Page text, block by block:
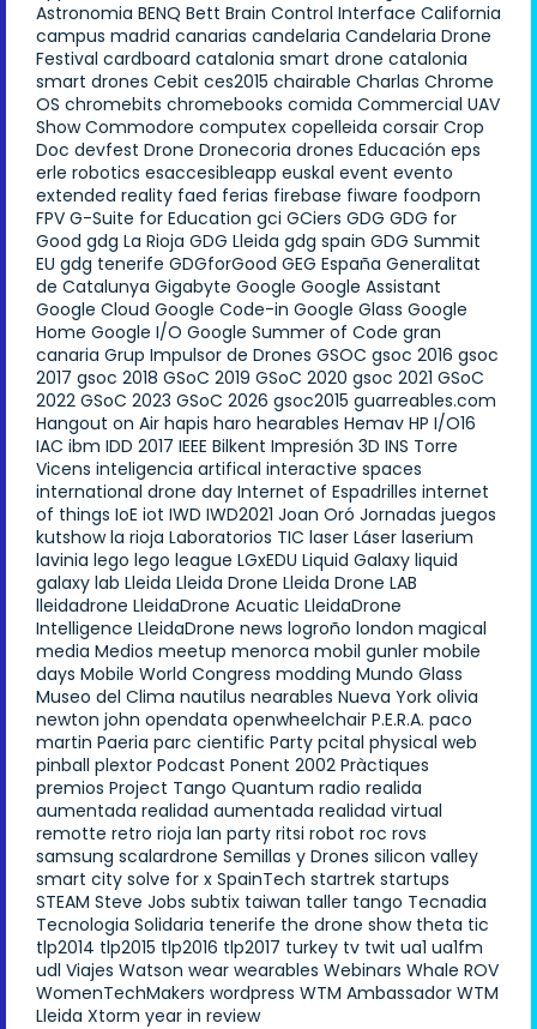
Astronomia BENQ Bett Brain Control Interface California
campus madrid canarias candelaria Candelaria Drone
Festival cardboard catalonia smart drone catalonia
smart drones Cebit ces2015 chairable Charlas Chrome
OS chromebits chromebooks comida Commercial UAV
Show Commodore computex copelleida corsair Crop
Doc devfest Drone Dronecoria drones Educación eps
erle robotics esaccesibleapp euskal event evento
extended reality faed ferias firebase fiware foodporn
FPV G-Suite for Education gci GCiers GDG GDG for
Good gdg La Rioja GDG Lleida gdg spain GDG Summit
EU gdg tenerife GDGforGood GEG España Generalitat
de Catalunya Gigabyte Google Google Assistant
Google Cloud Google Code-in Google Glass Google
Home Google I/O Google Summer of Code gran
canaria Grup Impulsor de Drones GSOC gsoc 2016 gsoc
2017 gsoc 2018 GSoC 2019 GSoC 2020 gsoc 2021 GSoC
2022 GSoC 2023 GSoC 2026 gsoc2015 guarreables.com
Hangout on Air hapis haro hearables Hemav HP I/O16
IAC ibm IDD 2017 IEEE Bilkent Impresión 3D INS Torre
Vicens inteligencia artifical interactive spaces
international drone day Internet of Espadrilles internet
of things IoE iot IWD IWD2021 Joan Oró Jornadas juegos
kutshow la rioja Laboratorios TIC laser Láser laserium
lavinia lego lego league LGxEDU Liquid Galaxy liquid
galaxy lab Lleida Lleida Drone Lleida Drone LAB
lleidadrone LleidaDrone Acuatic LleidaDrone
Intelligence LleidaDrone news logroño london magical
media Medios meetup menorca mobil gunler mobile
days Mobile World Congress modding Mundo Glass
Museo del Clima nautilus nearables Nueva York olivia
newton john opendata openwheelchair P.E.R.A. paco
martin Paeria parc cientific Party pcital physical web
pinball plextor Podcast Ponent 2002 Pràctiques
premios Project Tango Quantum radio realida
aumentada realidad aumentada realidad virtual
remotte retro rioja lan party ritsi robot roc rovs
samsung scalardrone Semillas y Drones silicon valley
smart city solve for x SpainTech startrek startups
STEAM Steve Jobs subtix taiwan taller tango Tecnadia
Tecnologia Solidaria tenerife the drone show theta tic
tlp2014 tlp2015 tlp2016 tlp2017 turkey tv twit ua1 ua1fm
udl Viajes Watson wear wearables Webinars Whale ROV
WomenTechMakers wordpress WTM Ambassador WTM
Lleida Xtorm year in review